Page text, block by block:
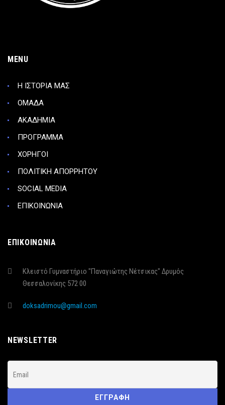
MENU
Η ΙΣΤΟΡΙΑ ΜΑΣ
ΟΜΑΔΑ
ΑΚΑΔΗΜΙΑ
ΠΡΟΓΡΑΜΜΑ
ΧΟΡΗΓΟΙ
ΠΟΛΙΤΙΚΗ ΑΠΟΡΡΗΤΟΥ
SOCIAL MEDIA
ΕΠΙΚΟΙΝΩΝΙΑ
ΕΠΙΚΟΙΝΩΝΙΑ
Κλειστό Γυμναστήριο "Παναγιώτης Νέτσικας" Δρυμός
Θεσσαλονίκης 572 00
doksadrimou@gmail.com
NEWSLETTER